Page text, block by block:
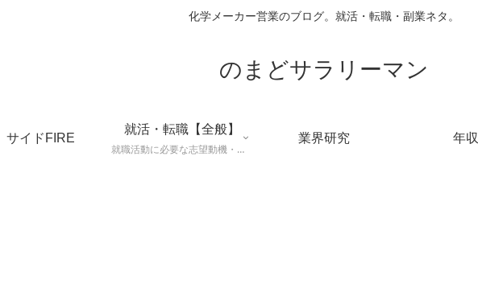
化学メーカー営業のブログ。就活・転職・副業ネタ。
のまどサラリーマン
サイドFIRE
就活・転職【全般】
就職活動に必要な志望動機・メールマナー・業界研究などに役立つ知識を公開するページ。
業界研究 年収